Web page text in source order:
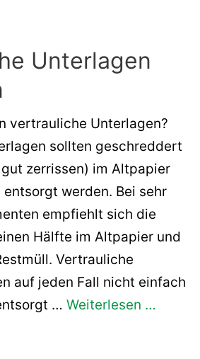
Unterlagen
vertrauliche Unterlagen?
sollten geschreddert
zerrissen) im Altpapier
werden. Bei sehr
empfiehlt sich die
Hälfte im Altpapier und
Vertrauliche
auf jeden Fall nicht einfach
… Weiterlesen …